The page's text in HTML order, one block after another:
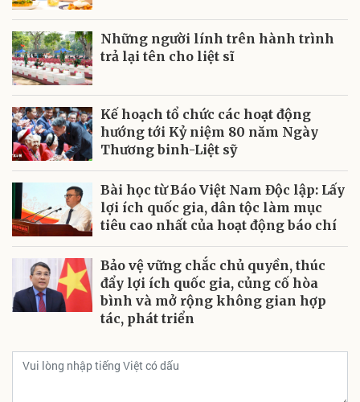
Những người lính trên hành trình
trả lại tên cho liệt sĩ
Kế hoạch tổ chức các hoạt động
hướng tới Kỷ niệm 80 năm Ngày
Thương binh-Liệt sỹ
Bài học từ Báo Việt Nam Độc lập: Lấy
lợi ích quốc gia, dân tộc làm mục
tiêu cao nhất của hoạt động báo chí
Bảo vệ vững chắc chủ quyền, thúc
đẩy lợi ích quốc gia, củng cố hòa
bình và mở rộng không gian hợp
tác, phát triển